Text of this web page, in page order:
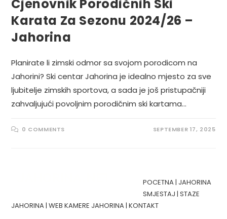
Cjenovnik Porodičnih Ski
Karata Za Sezonu 2024/26 –
Jahorina
Planirate li zimski odmor sa svojom porodicom na
Jahorini? Ski centar Jahorina je idealno mjesto za sve
ljubitelje zimskih sportova, a sada je još pristupačniji
zahvaljujući povoljnim porodičnim ski kartama…
0 COMMENTS SEPTEMBER 17, 2025
POCETNA | JAHORINA
SMJESTAJ |STAZE
JAHORINA |WEB KAMERE JAHORINA |KONTAKT